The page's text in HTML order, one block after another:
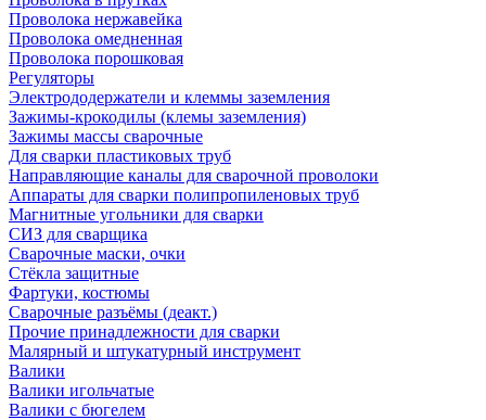
Проволока нержавейка
Проволока омедненная
Проволока порошковая
Регуляторы
Электрододержатели и клеммы заземления
Зажимы-крокодилы (клемы заземления)
Зажимы массы сварочные
Для сварки пластиковых труб
Направляющие каналы для сварочной проволоки
Аппараты для сварки полипропиленовых труб
Магнитные угольники для сварки
СИЗ для сварщика
Сварочные маски, очки
Стёкла защитные
Фартуки, костюмы
Сварочные разъёмы (деакт.)
Прочие принадлежности для сварки
Малярный и штукатурный инструмент
Валики
Валики игольчатые
Валики с бюгелем